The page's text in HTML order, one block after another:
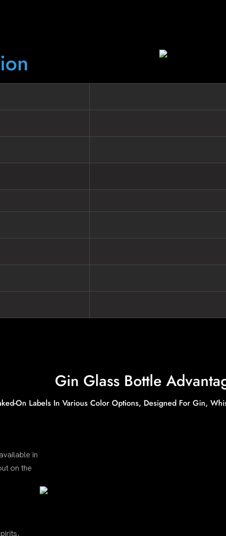
Gin Glass Bottle
On Labels In Various Color Options, Designed For Gin,
in
on the